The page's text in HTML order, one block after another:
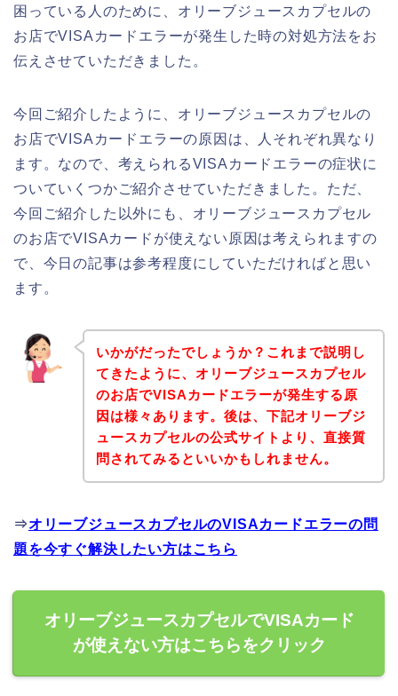
困っている人のために、オリーブジュースカプセルの
お店でVISAカードエラーが発生した時の対処方法をお
伝えさせていただきました。
今回ご紹介したように、オリーブジュースカプセルの
お店でVISAカードエラーの原因は、人それぞれ異なり
ます。なので、考えられるVISAカードエラーの症状に
ついていくつかご紹介させていただきました。ただ、
今回ご紹介した以外にも、オリーブジュースカプセル
のお店でVISAカードが使えない原因は考えられますの
で、今日の記事は参考程度にしていただければと思い
ます。
いかがだったでしょうか？これまで説明し
てきたように、オリーブジュースカプセル
のお店でVISAカードエラーが発生する原
因は様々あります。後は、下記オリーブジ
ュースカプセルの公式サイトより、直接質
問されてみるといいかもしれません。
⇒オリーブジュースカプセルのVISAカードエラーの問
題を今すぐ解決したい方はこちら
オリーブジュースカプセルでVISAカード
が使えない方はこちらをクリック